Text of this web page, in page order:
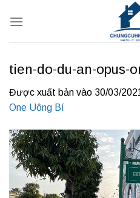
qua
tien-do-du-an-opus-
Được xuất bản vào 30/03/
One Uông Bí